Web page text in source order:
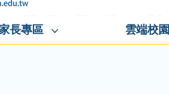
長專區 雲端校園